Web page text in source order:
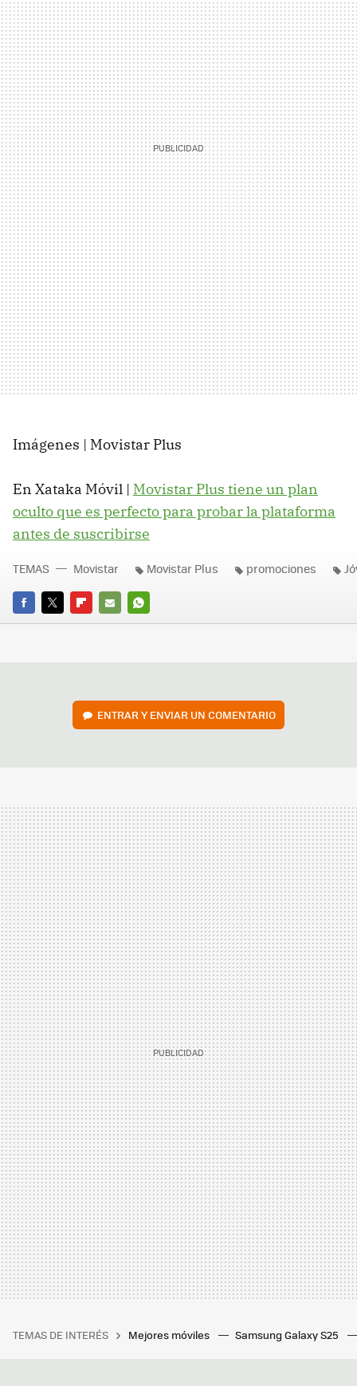
Imágenes | Movistar Plus
En Xataka Móvil | Movistar Plus tiene un plan
oculto que es perfecto para probar la plataforma
antes de suscribirse
FACEBOOK
TWITTERFLIPBOARD
E-
WHATSAPP
TEMAS Movistar Movistar Plus promociones
ENTRAR Y ENVIAR UN COMENTARIO
TEMAS DE INTERÉS Mejores móviles Samsung Galaxy S25